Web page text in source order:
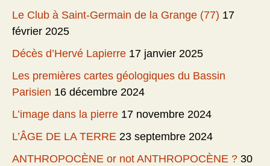
Le Club à Saint-Germain de la Grange (77) 17
février 2025
Décès d’Hervé Lapierre 17 janvier 2025
Les premières cartes géologiques du Bassin
Parisien 16 décembre 2024
L’image dans la pierre 17 novembre 2024
L’ÂGE DE LA TERRE 23 septembre 2024
ANTHROPOCÈNE or not ANTHROPOCÈNE ? 30